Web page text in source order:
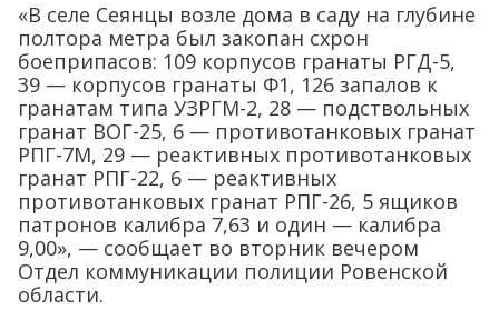
«В селе Сеянцы возле дома в саду на глубине
полтора метра был закопан схрон
боеприпасов: 109 корпусов гранаты РГД-5,
39 — корпусов гранаты Ф1, 126 запалов к
гранатам типа УЗРГМ-2, 28 — подствольных
гранат ВОГ-25, 6 — противотанковых гранат
РПГ-7М, 29 — реактивных противотанковых
гранат РПГ-22, 6 — реактивных
противотанковых гранат РПГ-26, 5 ящиков
патронов калибра 7,63 и один — калибра
9,00», — сообщает во вторник вечером
Отдел коммуникации полиции Ровенской
области.